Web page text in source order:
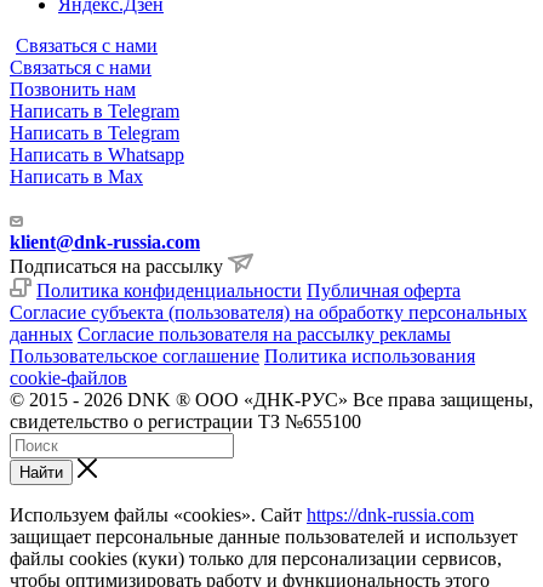
Связаться с нами
Связаться с нами
Позвонить нам
Написать в Telegram
Написать в Telegram
Написать в Whatsapp
Написать в Max
klient@dnk-russia.com
Подписаться на рассылку
Политика конфиденциальности Публичная оферта
Согласие субъекта (пользователя) на обработку персональных
данных Согласие пользователя на рассылку рекламы
Пользовательское соглашение Политика использования
cookie-файлов
© 2015 - 2026 DNK ® ООО «ДНК-РУС» Все права защищены,
свидетельство о регистрации ТЗ №655100
Найти
Используем файлы «cookies». Сайт https://dnk-russia.com
защищает персональные данные пользователей и использует
файлы cookies (куки) только для персонализации сервисов,
чтобы оптимизировать работу и функциональность этого